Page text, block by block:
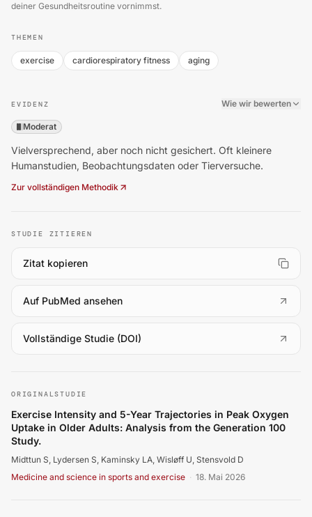
deiner Gesundheitsroutine vornimmst.
THEMEN
exercise cardiorespiratory fitness aging
EVIDENZ Wie wir bewerten
Moderat
Vielversprechend, aber noch nicht gesichert. Oft kleinere
Humanstudien, Beobachtungsdaten oder Tierversuche.
Zur vollständigen Methodik
STUDIE ZITIEREN
Zitat kopieren
Auf PubMed ansehen(
Vollständige Studie (DOI)
ORIGINALSTUDIE
Exercise Intensity and 5-Year Trajectories in Peak Oxygen
Uptake in Older Adults: Analysis from the Generation 100
Study.
Midttun S, Lydersen S, Kaminsky LA, Wisløff U, Stensvold D
Medicine and science in sports and exercise · 18. Mai 2026